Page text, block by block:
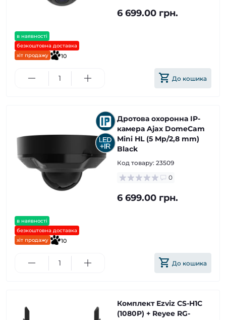
в наявності
безкоштовна доставка
хіт продажу
10
6 699.00 грн.
До кошика
в наявності
безкоштовна доставка
хіт продажу
10
Дротова охоронна IP-
камера Ajax DomeCam
Mini HL (5 Mp/2,8 mm)
Black
Код товару: 23509
0
6 699.00 грн.
До кошика
Комплект Ezviz CS-H1C
(1080P) + Reyee RG-